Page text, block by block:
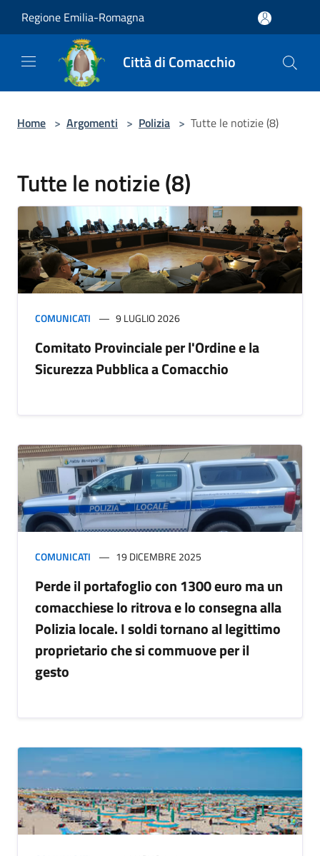
Regione Emilia-Romagna
Città di Comacchio
Home > Argomenti > Polizia > Tutte le notizie (8)
Tutte le notizie (8)
COMUNICATI 9 LUGLIO 2026
Comitato Provinciale per l'Ordine e la
Sicurezza Pubblica a Comacchio
COMUNICATI 19 DICEMBRE 2025
Perde il portafoglio con 1300 euro ma un
comacchiese lo ritrova e lo consegna alla
Polizia locale. I soldi tornano al legittimo
proprietario che si commuove per il
gesto